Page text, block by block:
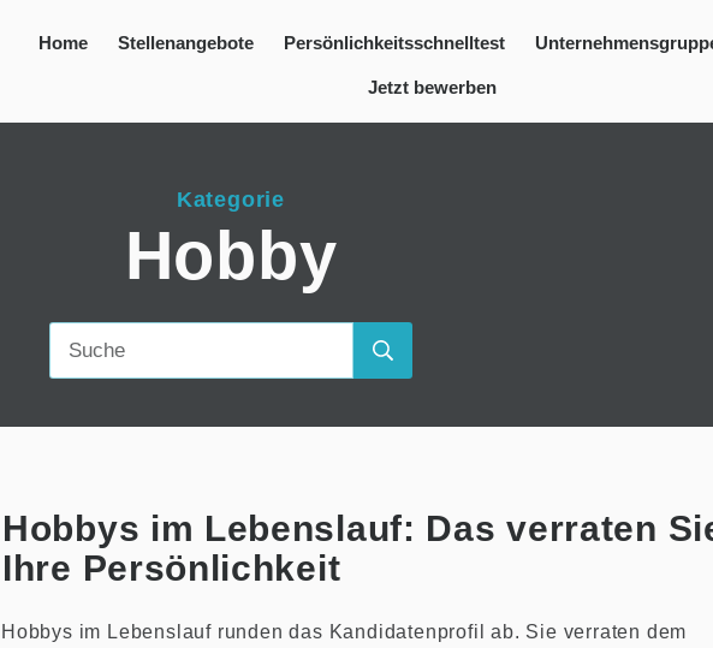
Home Stellenangebote Persönlichkeitsschnelltest
Jetzt bewerben
Kategorie
Hobby
Hobbys im Lebenslauf: Das verraten
Ihre Persönlichkeit
Hobbys im Lebenslauf runden das Kandidatenprofil ab. Sie verraten dem